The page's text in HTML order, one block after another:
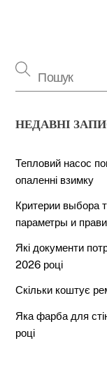
НЕДАВНІ
Тепловий насос
опаленні взимку
Критерии выбора
параметры и
Які документи
2026 році
Скільки коштує
Яка фарба для
році